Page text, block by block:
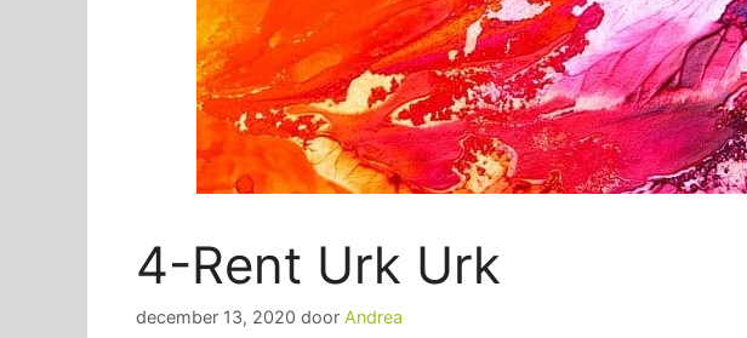
4-Rent Urk Urk
december 13, 2020 door Andrea